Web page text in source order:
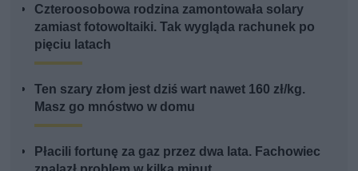
Czteroosobowa rodzina zamontowała solary
zamiast fotowoltaiki. Tak wygląda rachunek po
pięciu latach
Ten szary złom jest dziś wart nawet 160 zł/kg.
Masz go mnóstwo w domu
Płacili fortunę za gaz przez dwa lata. Fachowiec